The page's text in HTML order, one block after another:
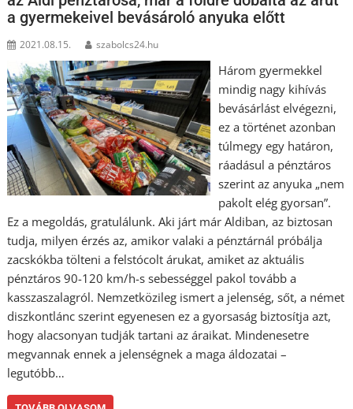
a gyermekeivel bevásároló anyuka előtt
2021.08.15. szabolcs24.hu
Három gyermekkel
mindig nagy kihívás
bevásárlást elvégezni,
ez a történet azonban
túlmegy egy határon,
ráadásul a pénztáros
szerint az anyuka „nem
pakolt elég gyorsan”.
Ez a megoldás, gratulálunk. Aki járt már Aldiban, az biztosan
tudja, milyen érzés az, amikor valaki a pénztárnál próbálja
zacskókba tölteni a felstócolt árukat, amiket az aktuális
pénztáros 90-120 km/h-s sebességgel pakol tovább a
kasszaszalagról. Nemzetközileg ismert a jelenség, sőt, a német
diszkontlánc szerint egyenesen ez a gyorsaság biztosítja azt,
hogy alacsonyan tudják tartani az áraikat. Mindenesetre
megvannak ennek a jelenségnek a maga áldozatai –
legutóbb…